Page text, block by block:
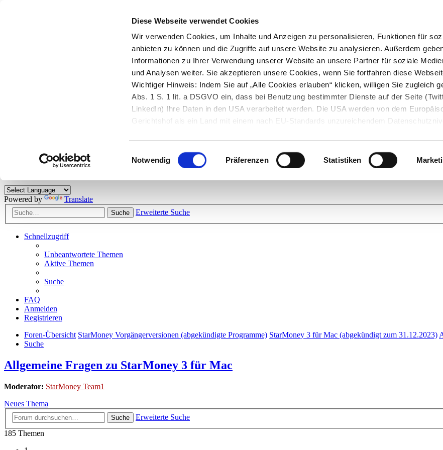
Diese Webseite verwendet Cookies
Wir verwenden Cookies, um Inhalte und Anzeigen zu personalisieren, Funktionen für
anbieten zu können und die Zugriffe auf unsere Website zu analysieren. Außerdem
Informationen zu Ihrer Verwendung unserer Website an unsere Partner für soziale
und Analysen weiter. Sie akzeptieren unsere Cookies, wenn Sie fortfahren diese
Wichtiger Hinweis: Indem Sie auf „Alle Cookies erlauben“ klicken, willigen Sie zugleich
Abs. 1 S. 1 lit. a DSGVO ein, dass bei Benutzung bestimmter Dienste auf der Seite
LinkedIn) Ihre Daten in den USA verarbeitet werden. Die USA werden von dem
Gerichtshof als ein Land mit einem nach EU-Standards unzureichendem
Einwilligungsauswahl
Notwendig Präferenzen Statistiken
Herzlich willkommen!
Kunden viele nützliche Hilfestellungen und interessante Tipps und Tricks. Stellen Sie Ihre Fragen und helfen Sie mit Ihrem Wissen
Powered by Translate
Suche Erweiterte Suche
Schnellzugriff
Unbeantwortete Themen
Aktive Themen
Suche
FAQ
Anmelden
Registrieren
Foren-Übersicht StarMoney Vorgängerversionen (abgekündigte Programme) StarMoney 3 für Mac (abgekündigt zum 31.12.2023)
Suche
Allgemeine Fragen zu StarMoney 3 für Mac
Moderator: StarMoney Team1
Neues Thema
Suche
Erweiterte Suche
185 Themen